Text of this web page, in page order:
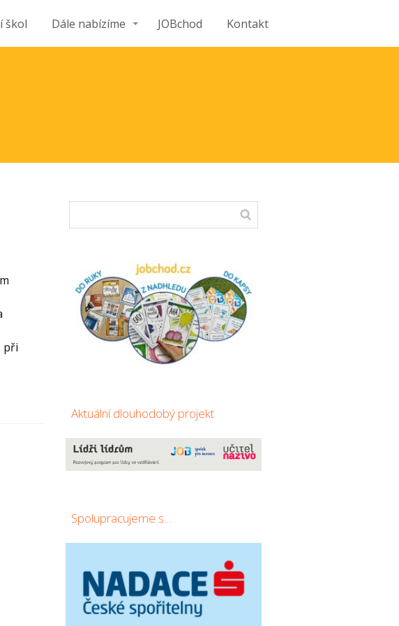
škol Dále nabízíme JOBchod Kontakt
při
Aktuální dlouhodobý projekt
Spolupracujeme s…